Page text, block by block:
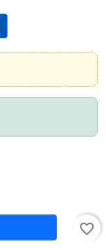
favorite_border